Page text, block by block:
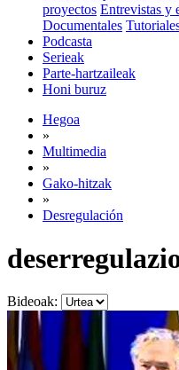
proyectos Entrevistas y
Documentales
Podcasta
Serieak
Parte-hartzaileak
Honi buruz
Hegoa
»
Multimedia
»
Gako-hitzak
»
Desregulación
Bideoak: